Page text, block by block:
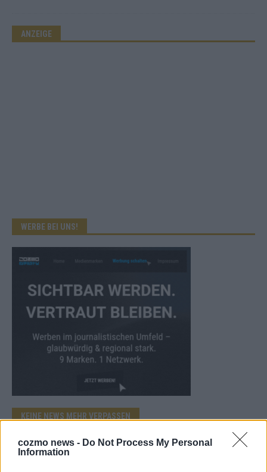
cozmo news - Do Not Process My Personal
Information
ANZEIGE
WERBE BEI UNS!
KEINE NEWS MEHR VERPASSEN